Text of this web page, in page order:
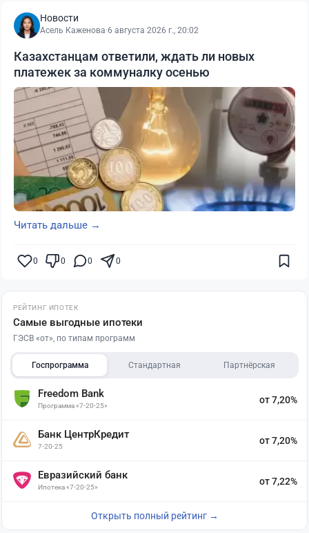
Новости
Асель Каженова·6 августа 2026 г., 20:02
Казахстанцам ответили, ждать ли новых
платежек за коммуналку осенью
Читать дальше →
0 0 0 0
РЕЙТИНГ ИПОТЕК
Самые выгодные ипотеки
ГЭСВ «от», по типам программ
Госпрограмма Стандартная Партнёрская
Freedom Bank
Программа «7-20-25»
от 7,20%
Банк ЦентрКредит
7-20-25
от 7,20%
Евразийский банк
Ипотека «7-20-25»
от 7,22%
Открыть полный рейтинг →